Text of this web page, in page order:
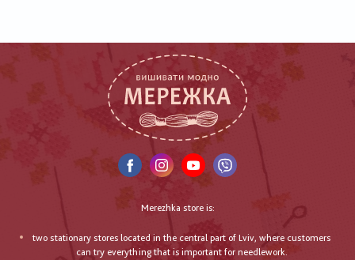
Merezhka store is:
two stationary stores located in the central part of Lviv, where customers
can try everything that is important for needlework.